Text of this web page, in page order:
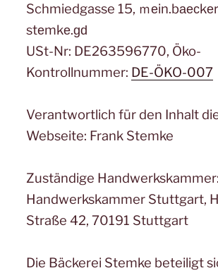
Schmiedgasse 15, ｍ
stеmkе.ɡԁ
USt-Nr: DE263596770, Öko-
Kontrollnummer: DE-ÖKO-007
Verantwortlich für den Inhalt
Webseite: Frank Stemke
Zuständige Handwerkskammer:
Handwerkskammer Stuttgart,
Straße 42, 70191 Stuttgart
Die Bäckerei Stemke beteiligt